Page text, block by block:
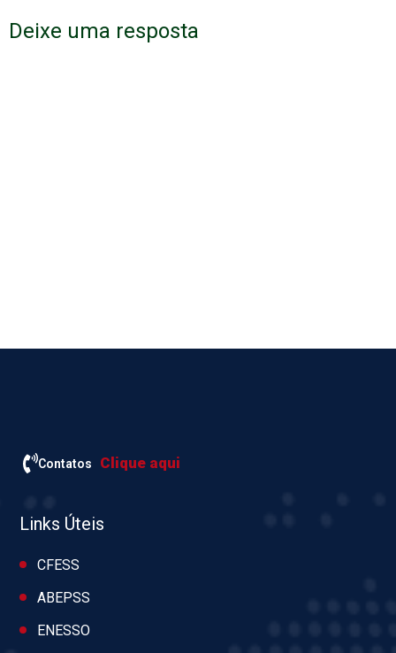
Deixe uma resposta
Contatos Clique aqui
Links Úteis
CFESS
ABEPSS
ENESSO